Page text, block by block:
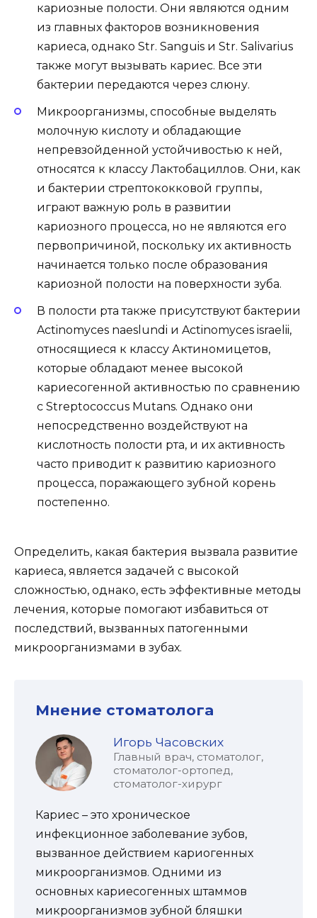
кариозные полости. Они являются одним
из главных факторов возникновения
кариеса, однако Str. Sanguis и Str. Salivarius
также могут вызывать кариес. Все эти
бактерии передаются через слюну.
Микроорганизмы, способные выделять
молочную кислоту и обладающие
непревзойденной устойчивостью к ней,
относятся к классу Лактобациллов. Они, как
и бактерии стрептококковой группы,
играют важную роль в развитии
кариозного процесса, но не являются его
первопричиной, поскольку их активность
начинается только после образования
кариозной полости на поверхности зуба.
В полости рта также присутствуют бактерии
Actinomyces naeslundi и Actinomyces israelii,
относящиеся к классу Актиномицетов,
которые обладают менее высокой
кариесогенной активностью по сравнению
с Streptococcus Mutans. Однако они
непосредственно воздействуют на
кислотность полости рта, и их активность
часто приводит к развитию кариозного
процесса, поражающего зубной корень
постепенно.
Определить, какая бактерия вызвала развитие
кариеса, является задачей с высокой
сложностью, однако, есть эффективные методы
лечения, которые помогают избавиться от
последствий, вызванных патогенными
микроорганизмами в зубах.
Мнение стоматолога
Игорь Часовских
Главный врач, стоматолог,
стоматолог-ортопед,
стоматолог-хирург
Кариес – это хроническое
инфекционное заболевание зубов,
вызванное действием кариогенных
микроорганизмов. Одними из
основных кариесогенных штаммов
микроорганизмов зубной бляшки